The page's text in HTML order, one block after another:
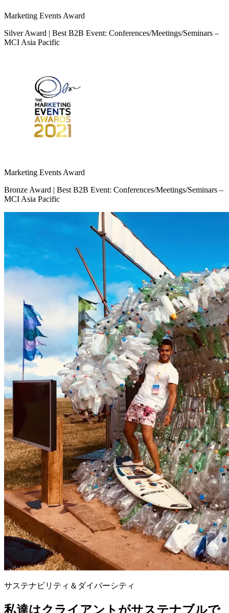
Marketing Events Award
Silver Award | Best B2B Event: Conferences/Meetings/Seminars –
MCI Asia Pacific
Marketing Events Award
Bronze Award | Best B2B Event: Conferences/Meetings/Seminars –
MCI Asia Pacific
サステナビリティ＆ダイバーシティ
私達はクライアントがサステナブルで